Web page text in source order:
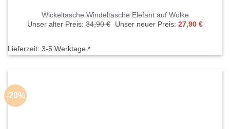
Wickeltasche Windeltasche Elefant auf Wolke
Unser alter Preis: 34,90€
Ursprünglicher
Unser neuer Preis: 27,90 €Aktueller
Lieferzeit: 3-5 Werktage *
-20%